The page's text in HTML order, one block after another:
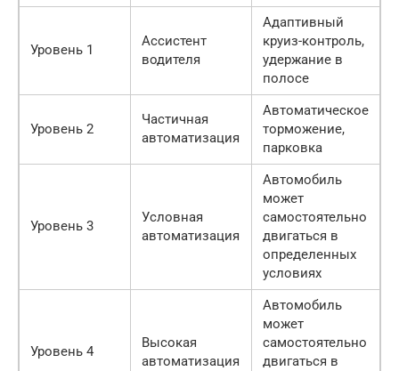
Уровень 1
Ассистент
водителя
Адаптивный
круиз-контроль,
удержание в
полосе
Уровень 2
Частичная
автоматизация
Автоматическое
торможение,
парковка
Уровень 3
Условная
автоматизация
Автомобиль
может
самостоятельно
двигаться в
определенных
условиях
Уровень 4
Высокая
автоматизация
Автомобиль
может
самостоятельно
двигаться в